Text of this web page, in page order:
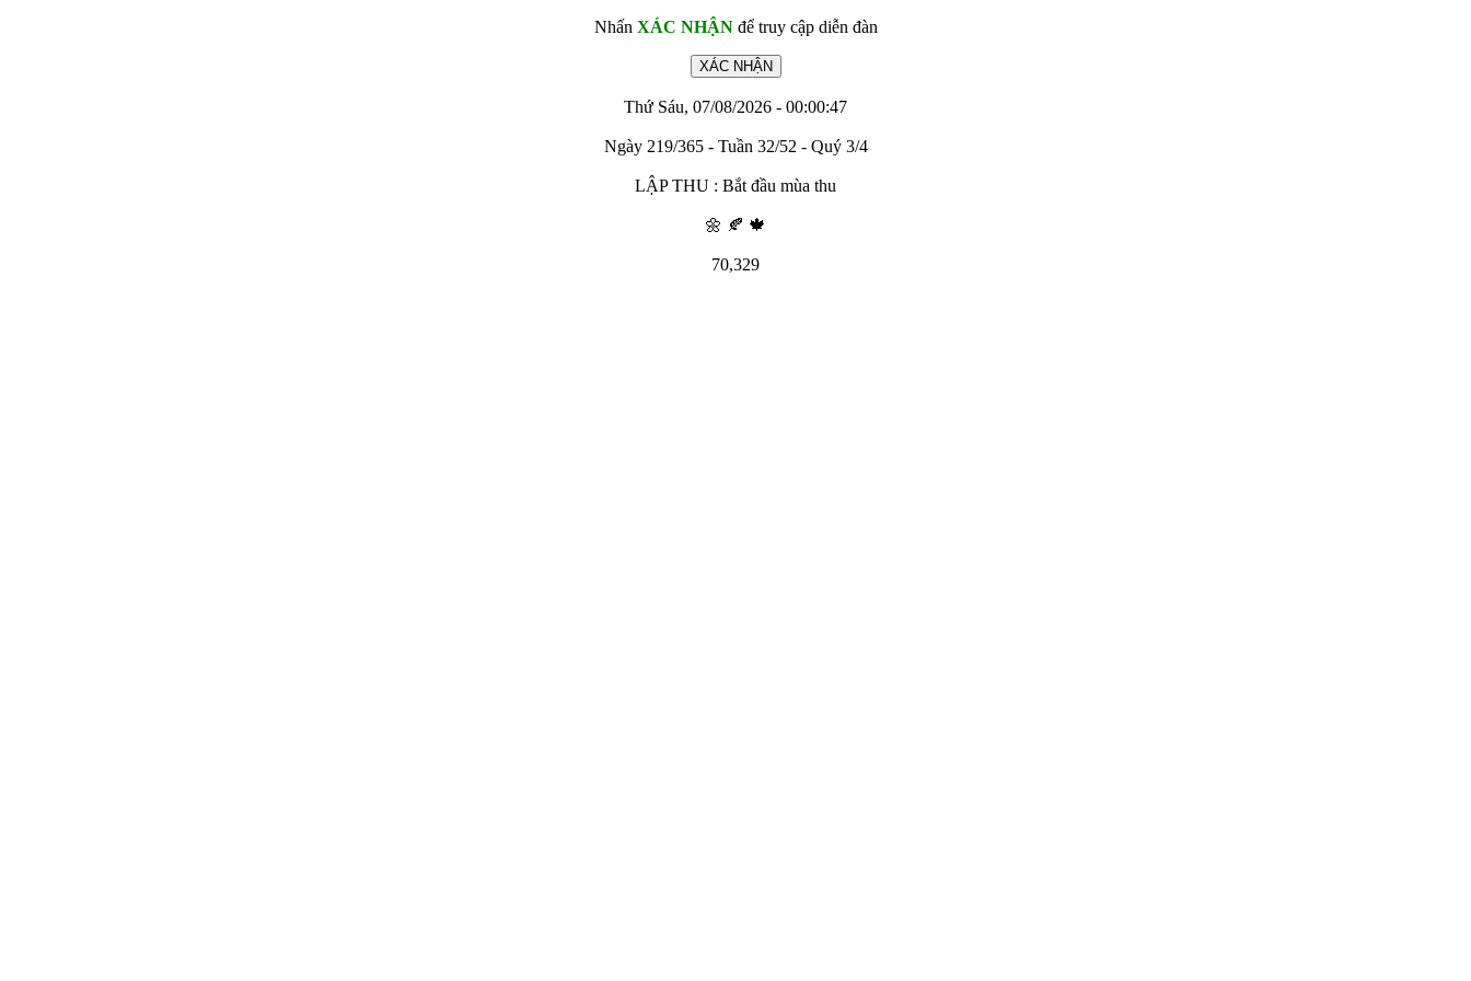
Nhấn XÁC NHẬNđể truy cập diễn đàn
Thứ Sáu, 07/08/2026 - 00:00:47
Ngày 219/365 - Tuần 32/52 - Quý 3/4
LẬP THU : Bắt đầu mùa thu
🌼 🍂 🍁
70,329